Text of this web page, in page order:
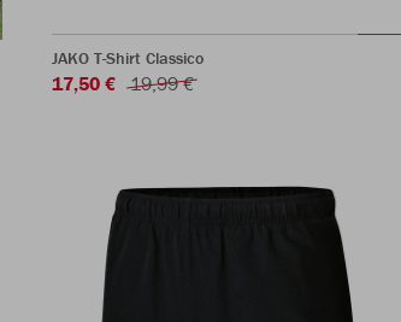
JAKO T-Shirt Classico
17,50 € 19,99 €